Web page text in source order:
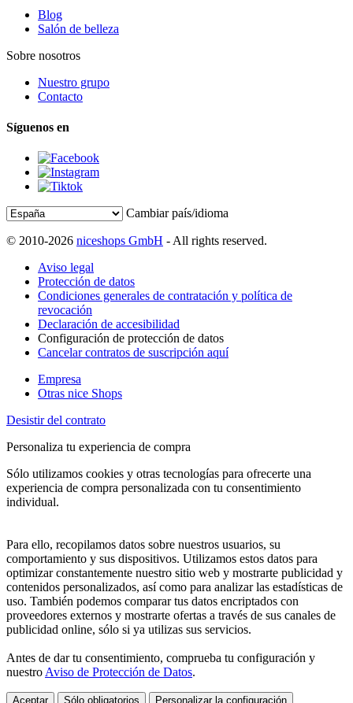
Blog
Salón de belleza
Sobre nosotros
Nuestro grupo
Contacto
Síguenos en
Cambiar país/idioma
© 2010-2026 niceshops GmbH - All rights reserved.
Aviso legal
Protección de datos
Condiciones generales de contratación y política de
revocación
Declaración de accesibilidad
Configuración de protección de datos
Cancelar contratos de suscripción aquí
Empresa
Otras nice Shops
Desistir del contrato
Personaliza tu experiencia de compra
Sólo utilizamos cookies y otras tecnologías para ofrecerte una
experiencia de compra personalizada con tu consentimiento
individual.
Para ello, recopilamos datos sobre nuestros usuarios, su
comportamiento y sus dispositivos. Utilizamos estos datos para
optimizar constantemente nuestro sitio web y mostrarte publicidad y
contenidos personalizados, así como para analizar las estadísticas de
uso. También podemos comparar tus datos encriptados con
proveedores externos y mostrarte ofertas a través de sus canales de
publicidad online, sólo si ya utilizas sus servicios.
Antes de dar tu consentimiento, comprueba tu configuración y
nuestro Aviso de Protección de Datos.
Aceptar Sólo obligatorios Personalizar la configuración